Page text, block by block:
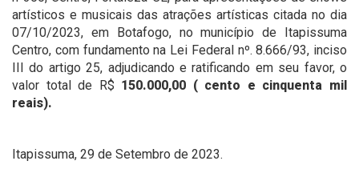
artísticos e musicais das atrações artísticas citada no dia
07/10/2023, em Botafogo, no município de Itapissuma
Centro, com fundamento na Lei Federal nº. 8.666/93, inciso
III do artigo 25, adjudicando e ratificando em seu favor, o
valor total de R$ 150.000,00 ( cento e cinquenta mil
reais).
Itapissuma, 29 de Setembro de 2023.